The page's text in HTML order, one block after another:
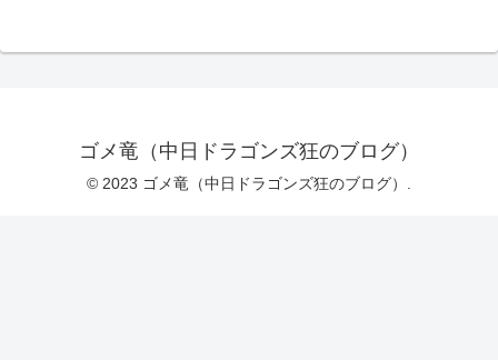
ゴメ竜（中日ドラゴンズ狂のブログ）
© 2023 ゴメ竜（中日ドラゴンズ狂のブログ）.